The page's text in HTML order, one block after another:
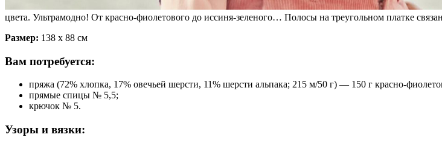
цвета. Ультрамодно! От красно-фиолетового до иссиня-зеленого… Полосы на треугольном платке
Размер: 138 х 88 см
Вам потребуется:
пряжа (72% хлопка, 17% овечьей шерсти, 11% шерсти альпака; 215 м/50 г) — 150 г красно-
прямые спицы № 5,5;
крючок № 5.
Узоры и вязки: